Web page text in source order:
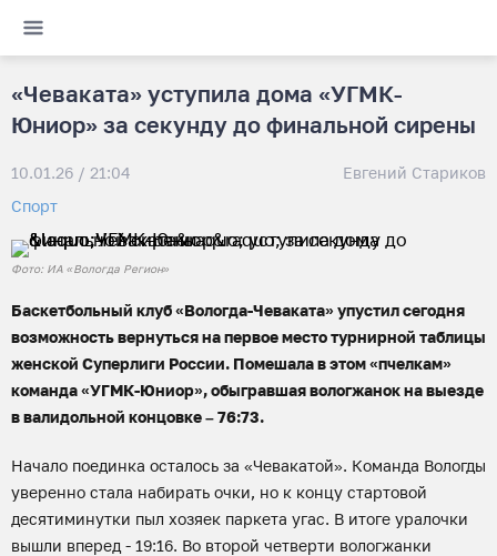
«Чеваката» уступила дома «УГМК-
Юниор» за секунду до финальной сирены
10.01.26 / 21:04
Евгений Стариков
Спорт
Фото: ИА «Вологда Регион»
Баскетбольный клуб «Вологда-Чеваката» упустил сегодня
возможность вернуться на первое место турнирной таблицы
женской Суперлиги России. Помешала в этом «пчелкам»
команда «УГМК-Юниор», обыгравшая вологжанок на выезде
в валидольной концовке – 76:73.
Начало поединка осталось за «Чевакатой». Команда Вологды
уверенно стала набирать очки, но к концу стартовой
десятиминутки пыл хозяек паркета угас. В итоге уралочки
вышли вперед - 19:16. Во второй четверти вологжанки